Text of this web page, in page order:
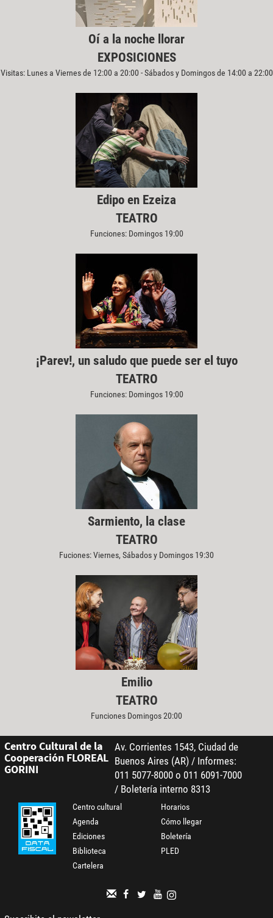
Oí a la noche llorar
EXPOSICIONES
Visitas: Lunes a Viernes de 12:00 a 20:00 - Sábados y Domingos de 14:00 a 22:00
Edipo en Ezeiza
TEATRO
Funciones: Domingos 19:00
¡Parev!, un saludo que puede ser el tuyo
TEATRO
Funciones: Domingos 19:00
Sarmiento, la clase
TEATRO
Fuciones: Viernes, Sábados y Domingos 19:30
Emilio
TEATRO
Funciones Domingos 20:00
Centro Cultural de la
Cooperación FLOREAL
GORINI
Av. Corrientes 1543, Ciudad de
Buenos Aires (AR) / Informes:
011 5077-8000 o 011 6091-7000
/ Boletería interno 8313
Centro cultural
Agenda
Ediciones
Biblioteca
Cartelera
Horarios
Cómo llegar
Boletería
PLED